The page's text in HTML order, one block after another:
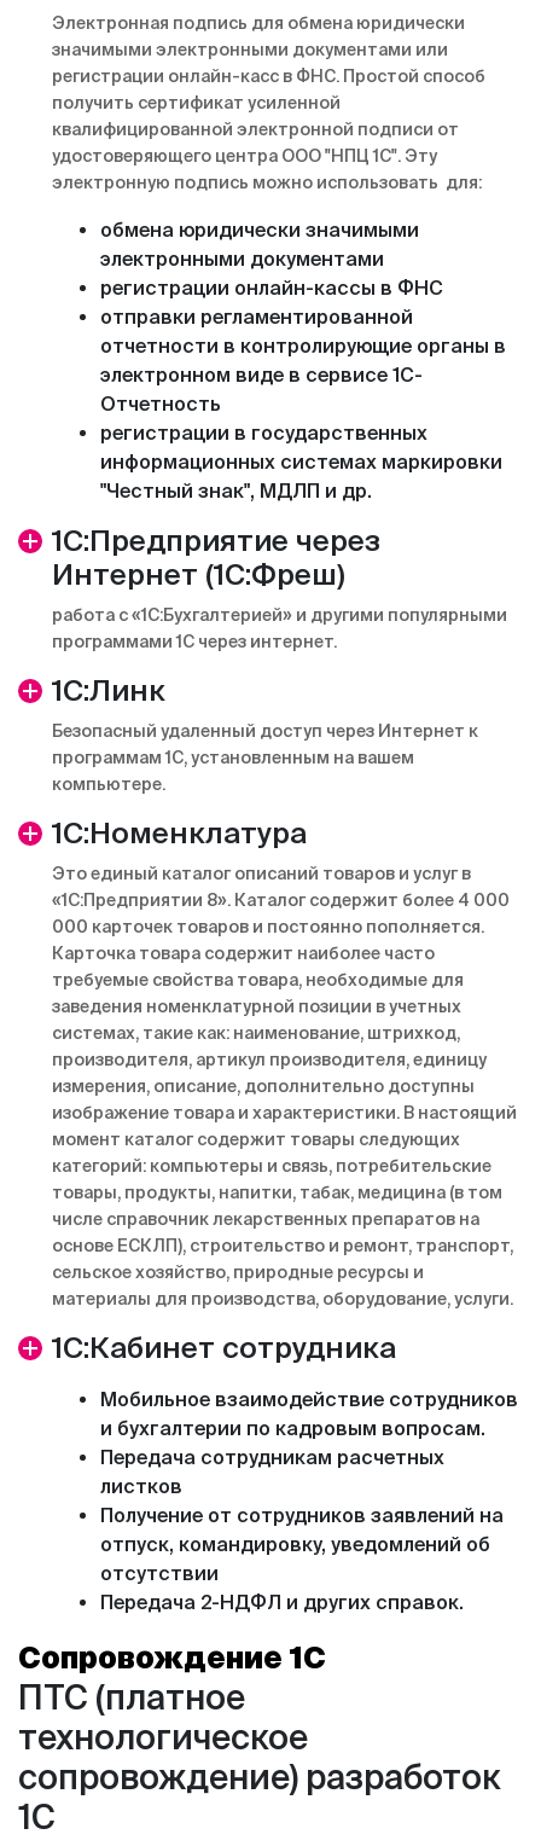
Электронная подпись для обмена юридически
значимыми электронными документами или
регистрации онлайн-касс в ФНС. Простой способ
получить сертификат усиленной
квалифицированной электронной подписи от
удостоверяющего центра ООО "НПЦ 1С". Эту
электронную подпись можно использовать для:
обмена юридически значимыми
электронными документами
регистрации онлайн-кассы в ФНС
отправки регламентированной
отчетности в контролирующие органы в
электронном виде в сервисе 1С-
Отчетность
регистрации в государственных
информационных системах маркировки
"Честный знак", МДЛП и др.
1С:Предприятие через
Интернет (1С:Фреш)
работа с «1С:Бухгалтерией» и другими популярными
программами 1С через интернет.
1С:Линк
Безопасный удаленный доступ через Интернет к
программам 1С, установленным на вашем
компьютере.
1С:Номенклатура
Это единый каталог описаний товаров и услуг в
«1С:Предприятии 8». Каталог содержит более 4 000
000 карточек товаров и постоянно пополняется.
Карточка товара содержит наиболее часто
требуемые свойства товара, необходимые для
заведения номенклатурной позиции в учетных
системах, такие как: наименование, штрихкод,
производителя, артикул производителя, единицу
измерения, описание, дополнительно доступны
изображение товара и характеристики. В настоящий
момент каталог содержит товары следующих
категорий: компьютеры и связь, потребительские
товары, продукты, напитки, табак, медицина (в том
числе справочник лекарственных препаратов на
основе ЕСКЛП), строительство и ремонт, транспорт,
сельское хозяйство, природные ресурсы и
материалы для производства, оборудование, услуги.
1С:Кабинет сотрудника
Мобильное взаимодействие сотрудников
и бухгалтерии по кадровым вопросам.
Передача сотрудникам расчетных
листков
Получение от сотрудников заявлений на
отпуск, командировку, уведомлений об
отсутствии
Передача 2-НДФЛ и других справок.
Сопровождение 1С
ПТС (платное
технологическое
сопровождение) разработок
1С